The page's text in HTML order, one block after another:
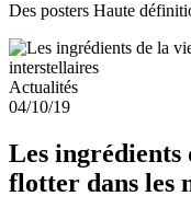
Des posters Haute
Actualités
04/10/19
Les
flotter dans les